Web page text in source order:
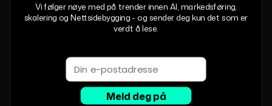
Vi følger nøye med på trender innen AI, markedsføring,
skalering og Nettsidebygging - og sender deg kun det som er
verdt å lese.
Email
Meld deg på